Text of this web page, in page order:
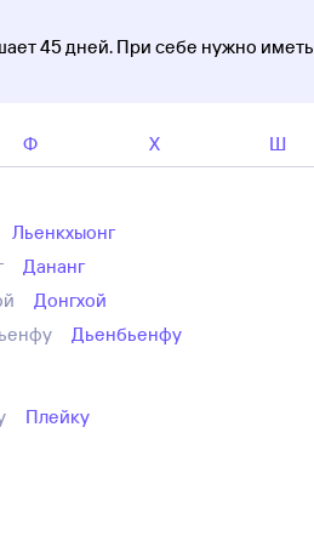
45 дней. При себе нужно иметь
Ф Х Ш
Льенкхыонг
Дананг
Донгхой
Дьенбьенфу
Плейку